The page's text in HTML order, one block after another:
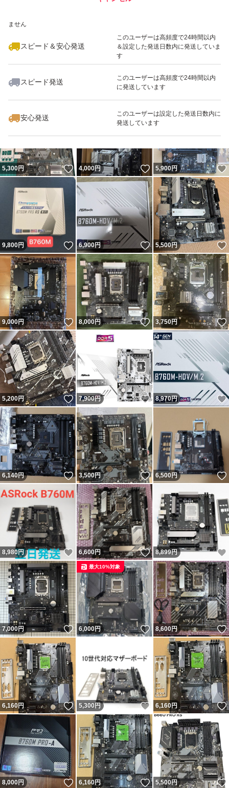
ません
スピード＆安心発送
このユーザーは高頻度で24時間以内
＆設定した発送日数内に発送していま
す
スピード発送
このユーザーは高頻度で24時間以内
に発送しています
安心発送
このユーザーは設定した発送日数内に
発送しています
いいね！
4,250
5,300円 いいね！
4,000円 いいね！
5,900円
9,800円 いいね！
6,900円 いいね！
5,500円
9,000円 いいね！
8,000円 いいね！
3,750円
5,200円 いいね！
7,900円 いいね！
8,970円
6,140円 いいね！
3,500円 いいね！
6,500円
8,980円 いいね！
6,600円 いいね！
8,899円
7,000円 いいね！
6,000円 いいね！
最大10%対象
8,600円
6,160円 いいね！
5,300 円 いいね！
6,160円
8,000円 いいね！
6,160円 いいね！
5,500円